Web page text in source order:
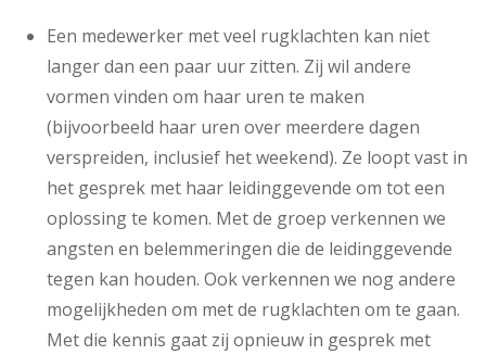
Een medewerker met veel rugklachten kan niet
langer dan een paar uur zitten. Zij wil andere
vormen vinden om haar uren te maken
(bijvoorbeeld haar uren over meerdere dagen
verspreiden, inclusief het weekend). Ze loopt vast in
het gesprek met haar leidinggevende om tot een
oplossing te komen. Met de groep verkennen we
angsten en belemmeringen die de leidinggevende
tegen kan houden. Ook verkennen we nog andere
mogelijkheden om met de rugklachten om te gaan.
Met die kennis gaat zij opnieuw in gesprek met